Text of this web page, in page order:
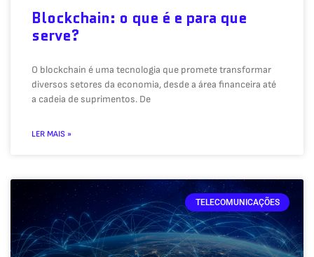
Blockchain: o que é e para que
serve?
O blockchain é uma tecnologia que promete transformar
diversos setores da economia, desde a área financeira até
a cadeia de suprimentos. De
LER MAIS »
TELECOMUNICAÇÕES